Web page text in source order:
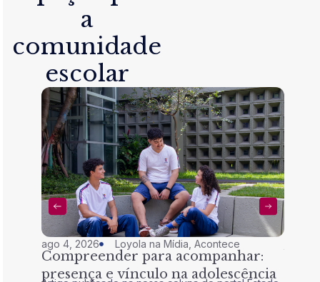
a
comunidade
escolar
ago 4, 2026 Loyola na Mídia ,Acontece
Compreender para acompanhar:
presença e vínculo na adolescência